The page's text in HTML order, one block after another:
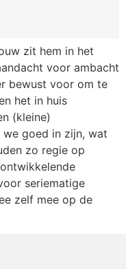
zit hem in het
voor ambacht
bewust voor om te
het in huis
(kleine)
goed in zijn, wat
zo regie op
seriematige
zelf mee op de